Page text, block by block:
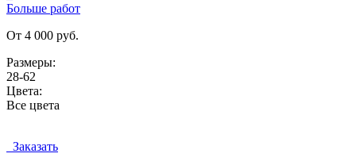
Больше работ
От 4 000 руб.
Размеры:
28-62
Цвета:
Все цвета
Заказать